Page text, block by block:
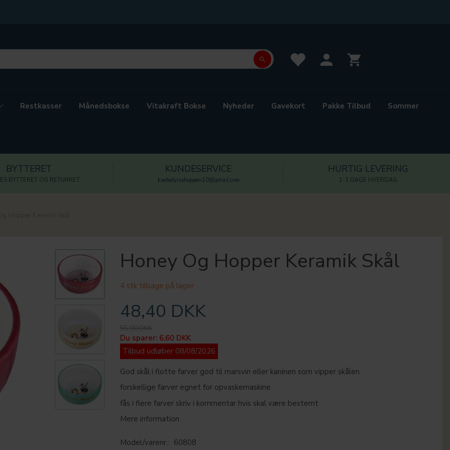
Restkasser Månedsbokse Vitakraft Bokse Nyheder Gavekort Pakke Tilbud Sommer
BYTTERET
BYTTERET OG RETURRET
KUNDESERVICE
kaeledyrsshoppen10@gmail.com
HURTIG LEVERING
1-3 DAGE HVERDAG
Honey Og Hopper Keramik Skål
4 stk tilbage på lager
48,40 DKK
55,00 DKK
Du sparer: 6,60 DKK
Tilbud udløber 08/08/2026
God skål i flotte farver god til marsvin eller kaninen som vipper skålen
forskellige farver egnet for opvaskemaskine
fås i flere farver skriv i kommentar hvis skal være bestemt
Mere information
Model/varenr.: 60808